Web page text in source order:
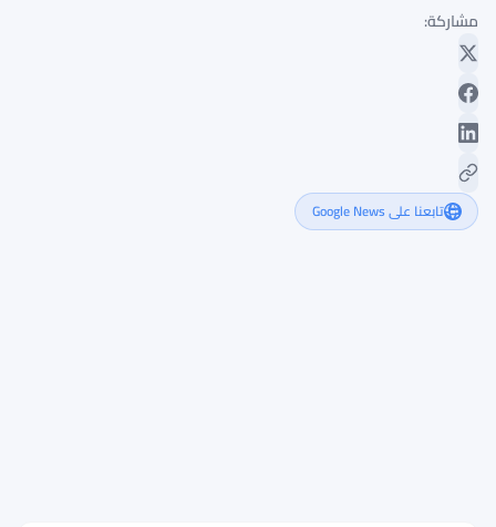
مشاركة:
تابعنا على Google News